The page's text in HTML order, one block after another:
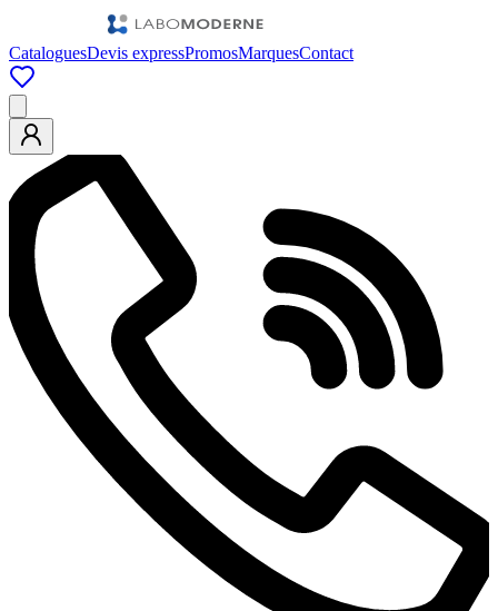
CataloguesDevis expressPromosMarquesContact